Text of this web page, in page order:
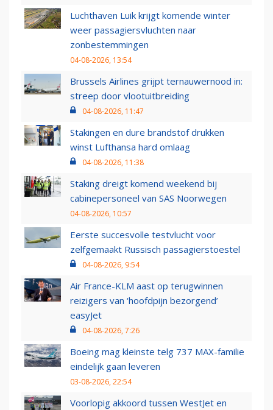
Luchthaven Luik krijgt komende winter
weer passagiersvluchten naar
zonbestemmingen
04-08-2026, 13:54
Brussels Airlines grijpt ternauwernood in:
streep door vlootuitbreiding
04-08-2026, 11:47
Stakingen en dure brandstof drukken
winst Lufthansa hard omlaag
04-08-2026, 11:38
Staking dreigt komend weekend bij
cabinepersoneel van SAS Noorwegen
04-08-2026, 10:57
Eerste succesvolle testvlucht voor
zelfgemaakt Russisch passagierstoestel
04-08-2026, 9:54
Air France-KLM aast op terugwinnen
reizigers van ‘hoofdpijn bezorgend’
easyJet
04-08-2026, 7:26
Boeing mag kleinste telg 737 MAX-familie
eindelijk gaan leveren
03-08-2026, 22:54
Voorlopig akkoord tussen WestJet en